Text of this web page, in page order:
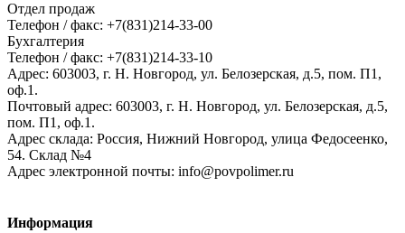
Отдел продаж
Телефон / факс: +7(831)214-33-00
Бухгалтерия
Телефон / факс: +7(831)214-33-10
Адрес: 603003, г. Н. Новгород, ул. Белозерская, д.5, пом. П1,
оф.1.
Почтовый адрес: 603003, г. Н. Новгород, ул. Белозерская, д.5,
пом. П1, оф.1.
Адрес склада: Россия, Нижний Новгород, улица Федосеенко,
54. Склад №4
Адрес электронной почты: info@povpolimer.ru
Информация